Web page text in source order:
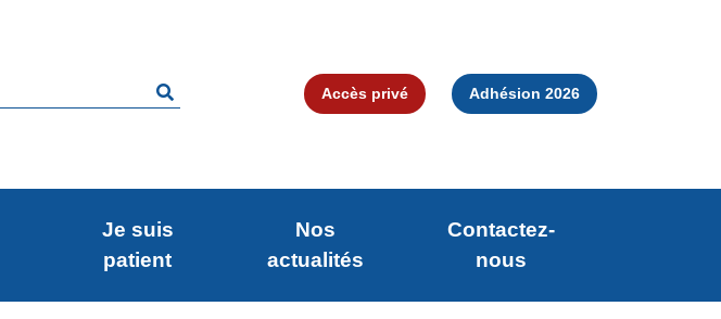
Accès privé Adhésion 2026
Je suis
patient
Nos
actualités
Contactez-
nous